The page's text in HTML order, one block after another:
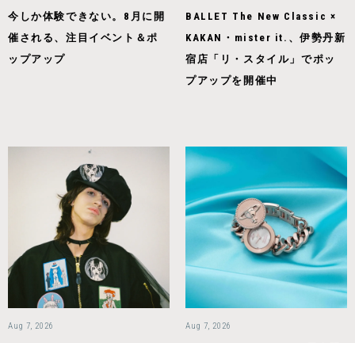
今しか体験できない。8月に開
催される、注目イベント＆ポ
ップアップ
BALLET The New Classic ×
KAKAN・mister it.、伊勢丹新
宿店「リ・スタイル」でポッ
プアップを開催中
Aug 7, 2026 Aug 7, 2026